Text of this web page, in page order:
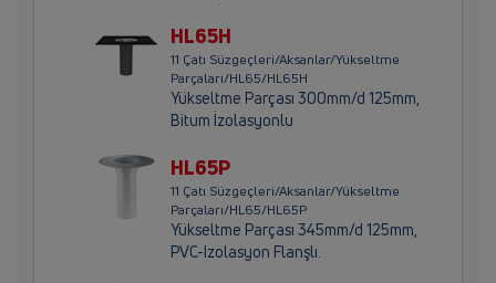
HL65H
11 Çatı Süzgeçleri/Aksanlar/Yükseltme
Parçaları/HL65/HL65H
Yükseltme Parçası 300mm/d 125mm,
Bitum İzolasyonlu
HL65P
11 Çatı Süzgeçleri/Aksanlar/Yükseltme
Parçaları/HL65/HL65P
Yükseltme Parçası 345mm/d 125mm,
PVC-Izolasyon Flanşlı.